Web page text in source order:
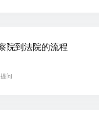
院到法院的流程
问